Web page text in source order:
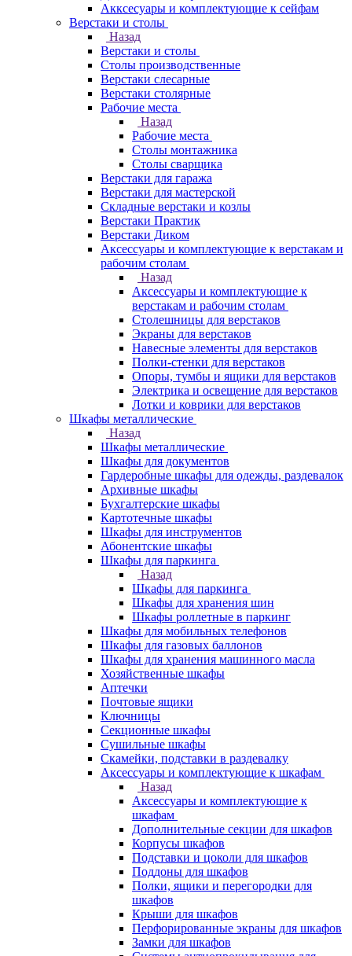
Акксесуары и комплектующие к сейфам
Верстаки и столы
Назад
Верстаки и столы
Столы производственные
Верстаки слесарные
Верстаки столярные
Рабочие места
Назад
Рабочие места
Столы монтажника
Столы сварщика
Верстаки для гаража
Верстаки для мастерской
Складные верстаки и козлы
Верстаки Практик
Верстаки Диком
Аксессуары и комплектующие к верстакам и
рабочим столам
Назад
Аксессуары и комплектующие к
верстакам и рабочим столам
Столешницы для верстаков
Экраны для верстаков
Навесные элементы для верстаков
Полки-стенки для верстаков
Опоры, тумбы и ящики для верстаков
Электрика и освещение для верстаков
Лотки и коврики для верстаков
Шкафы металлические
Назад
Шкафы металлические
Шкафы для документов
Гардеробные шкафы для одежды, раздевалок
Архивные шкафы
Бухгалтерские шкафы
Картотечные шкафы
Шкафы для инструментов
Абонентские шкафы
Шкафы для паркинга
Назад
Шкафы для паркинга
Шкафы для хранения шин
Шкафы роллетные в паркинг
Шкафы для мобильных телефонов
Шкафы для газовых баллонов
Шкафы для хранения машинного масла
Хозяйственные шкафы
Аптечки
Почтовые ящики
Ключницы
Секционные шкафы
Сушильные шкафы
Скамейки, подставки в раздевалку
Аксессуары и комплектующие к шкафам
Назад
Аксессуары и комплектующие к
шкафам
Дополнительные секции для шкафов
Корпусы шкафов
Подставки и цоколи для шкафов
Поддоны для шкафов
Полки, ящики и перегородки для
шкафов
Крыши для шкафов
Перфорированные экраны для шкафов
Замки для шкафов